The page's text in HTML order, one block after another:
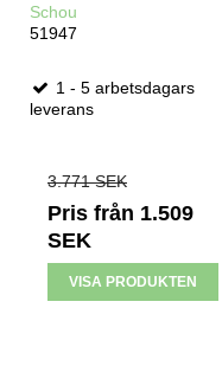
Schou
51947
1 - 5 arbetsdagars
leverans
3.771 SEK
Pris från 1.509
SEK
VISA PRODUKTEN